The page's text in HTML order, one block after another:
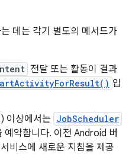
데는 각기 별도의 메서드가
전달 또는 활동이 결과
입
이상에서는 JobScheduler
예약합니다. 이전 Android 버
비스에 새로운 지침을 제공